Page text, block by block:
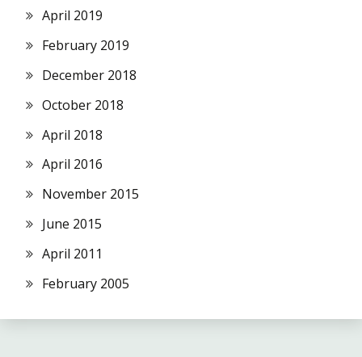
April 2019
February 2019
December 2018
October 2018
April 2018
April 2016
November 2015
June 2015
April 2011
February 2005